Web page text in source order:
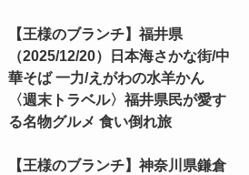
【王様のブランチ】福井県
（2025/12/20）日本海さかな街/中
華そば 一力/えがわの水羊かん
〈週末トラベル〉福井県民が愛す
る名物グルメ 食い倒れ旅
【王様のブランチ】神奈川県鎌倉